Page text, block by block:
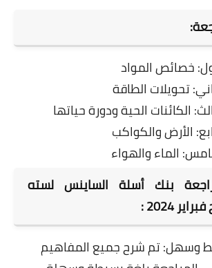
خصائص المواد
تحويلات الطاقة
الكائنات الحية ودورة حياتها
الأرض والكواكب
الماء والهواء
بنك أسلة الساينس لسته
2024 :
وسهل: تم شرح جميع المفاهيم